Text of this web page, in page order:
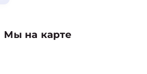
Мы на карте